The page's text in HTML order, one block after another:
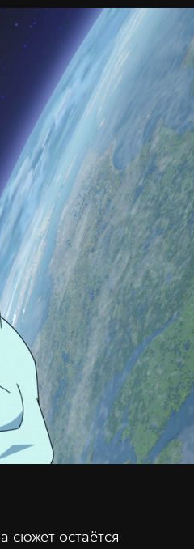
сюжет остаётся